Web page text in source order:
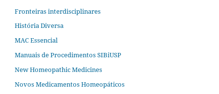
Fronteiras interdisciplinares
História Diversa
MAC Essencial
Manuais de Procedimentos SIBiUSP
New Homeopathic Medicines
Novos Medicamentos Homeopáticos